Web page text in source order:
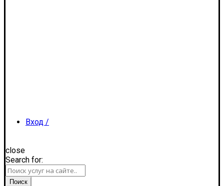
Вход /
Регистрация
close
Search for:
Поиск